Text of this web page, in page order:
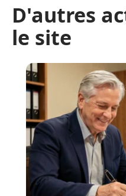
D'autres
le site